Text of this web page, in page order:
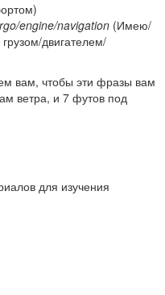
engine/navigation (Имею/
двигателем/
вам, чтобы эти фразы вам
ветра, и 7 футов под
для изучения